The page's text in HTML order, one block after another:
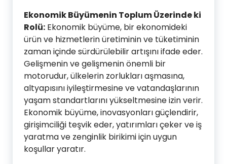
Ekonomik Büyümenin Toplum Üzerinde ki
Rolü: Ekonomik büyüme, bir ekonomideki
ürün ve hizmetlerin üretiminin ve tüketiminin
zaman içinde sürdürülebilir artışını ifade eder.
Gelişmenin ve gelişmenin önemli bir
motorudur, ülkelerin zorlukları aşmasına,
altyapısını iyileştirmesine ve vatandaşlarının
yaşam standartlarını yükseltmesine izin verir.
Ekonomik büyüme, inovasyonları güçlendirir,
girişimciliği teşvik eder, yatırımları çeker ve iş
yaratma ve zenginlik birikimi için uygun
koşullar yaratır.